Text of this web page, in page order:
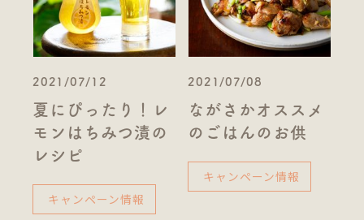
2021/07/12
夏にぴったり！レ
モンはちみつ漬の
レシピ
キャンペーン情報
2021/07/08
ながさかオススメ
のごはんのお供
キャンペーン情報